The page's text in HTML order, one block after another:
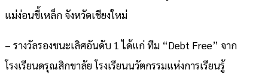
แม่ง่อนขี้เหล็ก จังหวัดเชียงใหม่
– รางวัลรองชนะเลิศอันดับ 1 ได้แก่ ทีม “Debt Free” จาก
โรงเรียนดรุณสิกขาลัย โรงเรียนนวัตกรรมแห่งการเรียนรู้